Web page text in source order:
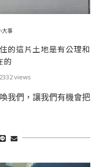
大事
的這片土地是有公理和
的
2332 views
我們，讓我們有機會把